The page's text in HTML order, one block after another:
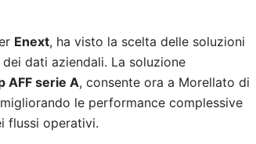
Enext, ha visto la scelta delle soluzioni
dati aziendali. La soluzione
AFF serie A, consente ora a Morellato di
le performance complessive
flussi operativi.